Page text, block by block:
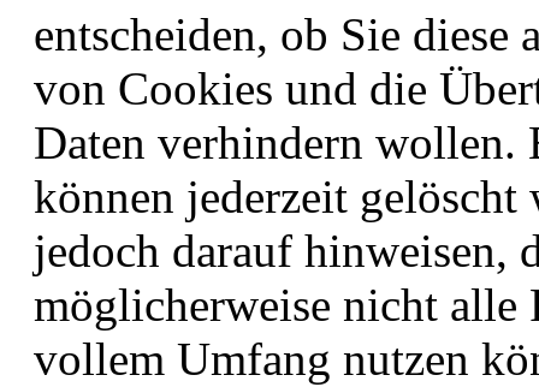
entscheiden, ob Sie diese
von Cookies und die
Daten verhindern wollen.
können jederzeit
jedoch darauf hinweisen,
möglicherweise nicht alle
vollem Umfang nutzen